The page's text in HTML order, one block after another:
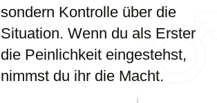
sondern Kontrolle über die
Situation. Wenn du als Erster
die Peinlichkeit eingestehst,
nimmst du ihr die Macht.